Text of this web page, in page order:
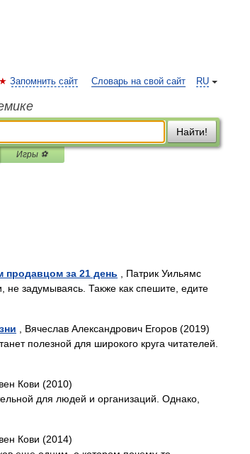
RU
Запомнить сайт Словарь на свой сайт
Найти!
Игры ⚽
за 21 день , Патрик Уильямс
не задумываясь. Также как спешите, едите
, Вячеслав Александрович Егоров (2019)
полезной для широкого круга читателей.
Кови (2010)
для людей и организаций. Однако,
Кови (2014)